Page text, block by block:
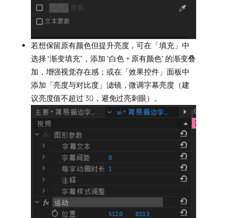
若想保留原有颜色但提升亮度，可在「填充」中
选择 “渐变填充”，添加 “白色 + 原有颜色” 的渐变叠
加，增强视觉存在感；或在「效果控件」面板中
添加「亮度与对比度」滤镜，微调字幕亮度（建
议亮度值不超过 30，避免过亮刺眼）。